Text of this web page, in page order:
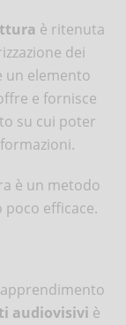
è ritenuta
dei
un elemento
e fornisce
su cui poter
è un metodo
efficace.
audiovisivi è